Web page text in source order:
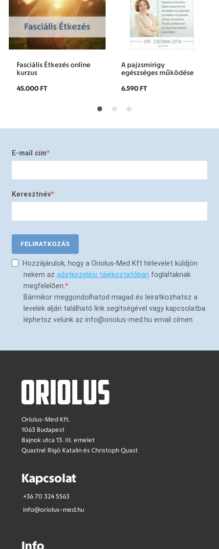
Fasciális Étkezés online
kurzus
45.000 FT
A pajzsmirigy
egészséges működése
6.590 FT
E-mail cím
Keresztnév
FELIRATKOZÁS
Hozzájárulok, hogy a Oriolus-Med Kft hírlevelet küldjön
nekem az adatkezelési tájékoztatóban foglaltaknak
megfelelően.
Bármikor meggondolhatod magad és leiratkozhatsz a
levelek alján található link segítségével vagy kapcsolatba
léphetsz velünk az info@oriolus-med.hu email címen.
Oriolus-Med Kft.
1063 Budapest
Bajnok utca 13. III. emelet
Quastné Rigó Katalin és Christoph Quast
Kapcsolat
+36 70 324 5563
info@oriolus-med.hu
Info